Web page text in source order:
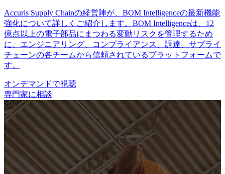
Accuris Supply Chainの経営陣が、BOM Intelligenceの最新機能
強化について詳しくご紹介します。BOM Intelligenceは、12
億点以上の電子部品にまつわる変動リスクを管理するため
に、エンジニアリング、コンプライアンス、調達、サプライ
チェーンの各チームから信頼されているプラットフォームで
す。
オンデマンドで視聴
専門家に相談